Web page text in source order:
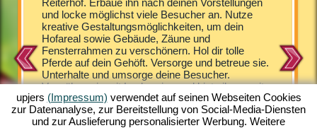
das
und
und locke möglichst viele Besucher an. Nutze
kreative Gestaltungsmöglichkeiten, um dein
Hofareal sowie Gebäude, Zäune und
Fensterrahmen zu verschönern. Hol dir tolle
Pferde auf dein Gehöft. Versorge und betreue sie.
Unterhalte und umsorge deine Besucher.
Verwöhne sie mit Leckereien und biete ihnen mit
den Lodges komfortable Unterkünfte. Horse Farm
versetzt dich in eine faszinierendes Setting. Im
bunten Comic-Look gestaltet, bietet dir Horse
Araber,
holen.
nur
upjers (Impressum) verwendet auf seinen Webseiten Cookies
zur Datenanalyse, zur Bereitstellung von Social-Media-Diensten
und zur Auslieferung personalisierter Werbung. Weitere